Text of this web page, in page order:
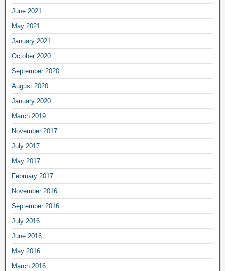
June 2021
May 2021
January 2021
October 2020
September 2020
August 2020
January 2020
March 2019
November 2017
July 2017
May 2017
February 2017
November 2016
September 2016
July 2016
June 2016
May 2016
March 2016